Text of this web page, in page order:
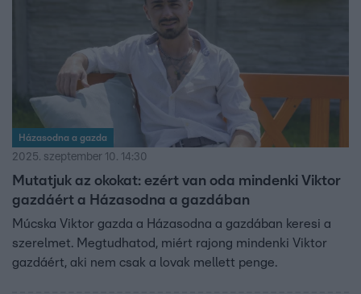
Házasodna a gazda
2025. szeptember 10. 14:30
Mutatjuk az okokat: ezért van oda mindenki Viktor
gazdáért a Házasodna a gazdában
Múcska Viktor gazda a Házasodna a gazdában keresi a
szerelmet. Megtudhatod, miért rajong mindenki Viktor
gazdáért, aki nem csak a lovak mellett penge.